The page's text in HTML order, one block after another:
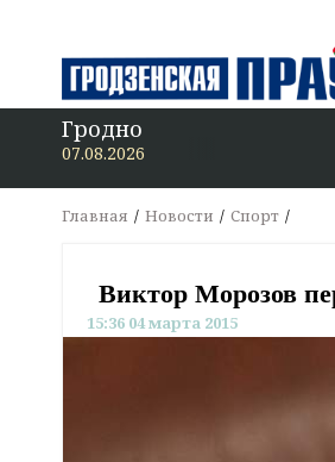
Гродно
07.08.2026
Главная Новости Спорт
Виктор Морозов
15:36 04 марта 2015